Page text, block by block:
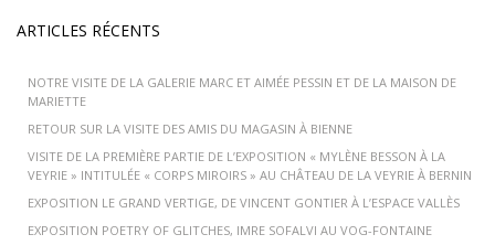
ARTICLES RÉCENTS
NOTRE VISITE DE LA GALERIE MARC ET AIMÉE PESSIN ET DE LA MAISON DE
MARIETTE
RETOUR SUR LA VISITE DES AMIS DU MAGASIN À BIENNE
VISITE DE LA PREMIÈRE PARTIE DE L’EXPOSITION « MYLÈNE BESSON À LA
VEYRIE » INTITULÉE « CORPS MIROIRS » AU CHÂTEAU DE LA VEYRIE À BERNIN
EXPOSITION LE GRAND VERTIGE, DE VINCENT GONTIER À L’ESPACE VALLÈS
EXPOSITION POETRY OF GLITCHES, IMRE SOFALVI AU VOG-FONTAINE